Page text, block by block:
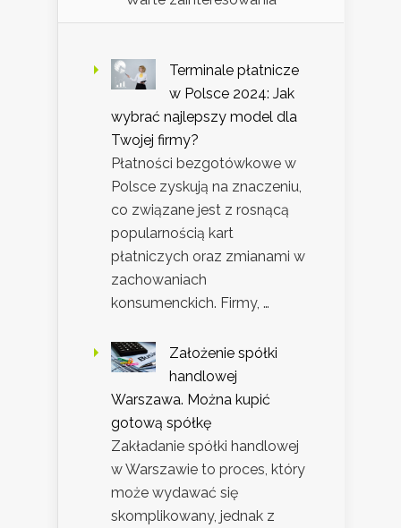
Terminale płatnicze
w Polsce 2024: Jak
wybrać najlepszy model dla
Twojej firmy?
Płatności bezgotówkowe w
Polsce zyskują na znaczeniu,
co związane jest z rosnącą
popularnością kart
płatniczych oraz zmianami w
zachowaniach
konsumenckich. Firmy, …
Założenie spółki
handlowej
Warszawa. Można kupić
gotową spółkę
Zakładanie spółki handlowej
w Warszawie to proces, który
może wydawać się
skomplikowany, jednak z